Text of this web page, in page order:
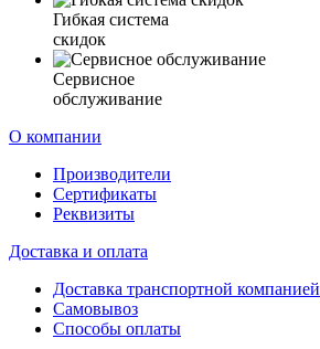
Гибкая система
скидок
Сервисное
обслуживание
О компании
Производители
Сертификаты
Реквизиты
Доставка и оплата
Доставка транспортной компанией
Самовывоз
Способы оплаты